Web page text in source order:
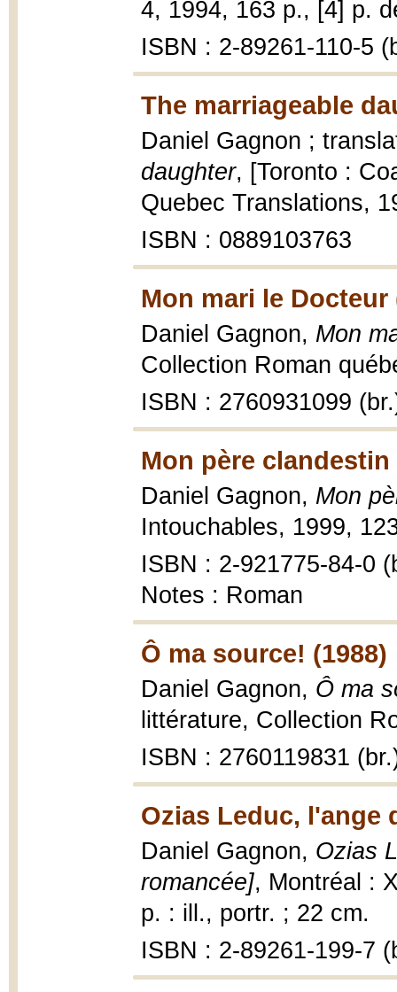
4, 1994, 163 p., [4] p.
ISBN : 2-89261-110-5
The marriageable
Daniel Gagnon ;
daughter, [Toronto :
Quebec Translations,
ISBN : 0889103763
Mon mari le Docteur
Daniel Gagnon, Mon
Collection Roman
ISBN : 2760931099
Mon père clandestin
Daniel Gagnon, Mon
Intouchables, 1999,
ISBN : 2-921775-84-0
Notes : Roman
Ô ma source! (1988)
Daniel Gagnon, Ô ma
littérature, Collection
ISBN : 2760119831
Ozias Leduc, l'ange
Daniel Gagnon, Ozias
romancée], Montréal :
p. : ill., portr. ; 22 cm.
ISBN : 2-89261-199-7